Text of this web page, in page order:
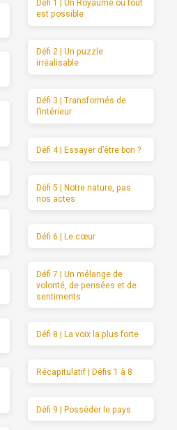
Défi 1 | Un Royaume où tout
est possible
Défi 2 | Un puzzle
irréalisable
Défi 3 | Transformés de
l’intérieur
Défi 4 | Essayer d’être bon ?
Défi 5 | Notre nature, pas
nos actes
Défi 6 | Le cœur
Défi 7 | Un mélange de
volonté, de pensées et de
sentiments
Défi 8 | La voix la plus forte
Récapitulatif | Défis 1 à 8
Défi 9 | Posséder le pays